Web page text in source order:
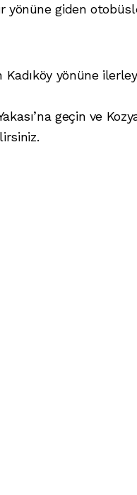
yönüne giden
yönüne
geçin ve